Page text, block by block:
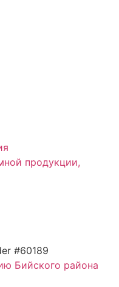
продукции,
Бийского района